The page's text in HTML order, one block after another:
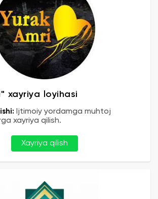
xayriya loyihasi
Ijtimoiy yordamga muhtoj
xayriya qilish.
Xayriya qilish